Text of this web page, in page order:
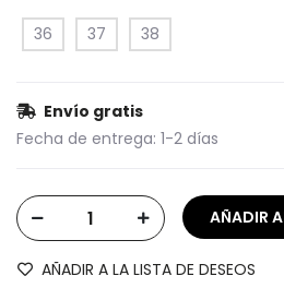
36 37 38
Envío gratis
Fecha de entrega: 1-2 días
AÑADIR A LA LISTA DE DESEOS